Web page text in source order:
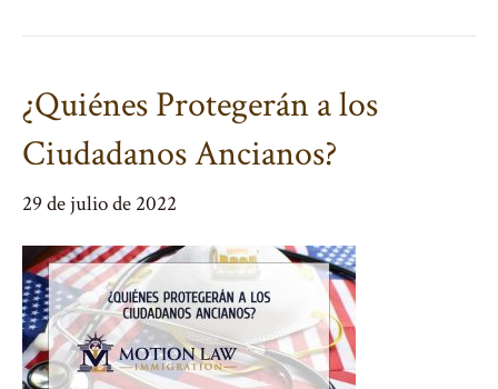
¿Quiénes Protegerán a los
Ciudadanos Ancianos?
29 de julio de 2022